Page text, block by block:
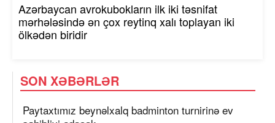
Azərbaycan avrokubokların ilk iki təsnifat
mərhələsində ən çox reytinq xalı toplayan iki
ölkədən biridir
SON XƏBƏRLƏR
Paytaxtımız beynəlxalq badminton turnirinə ev